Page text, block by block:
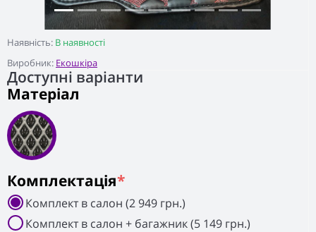
Наявність: В наявності
Виробник: Екошкіра
Доступні варіанти
Матеріал
Комплектація*
Комплект в салон (2 949 грн.)
Комплект в салон + багажник (5 149 грн.)